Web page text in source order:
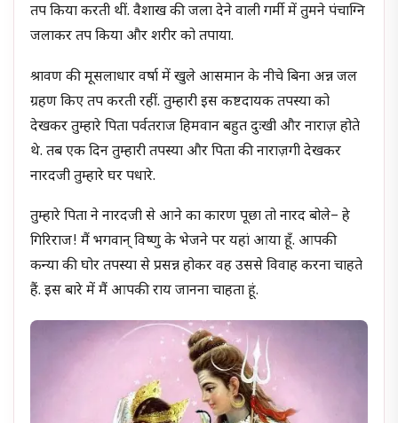
तप किया करती थीं. वैशाख की जला देने वाली गर्मी में तुमने पंचाग्नि
जलाकर तप किया और शरीर को तपाया.
श्रावण की मूसलाधार वर्षा में खुले आसमान के नीचे बिना अन्न जल
ग्रहण किए तप करती रहीं. तुम्हारी इस कष्टदायक तपस्या को
देखकर तुम्हारे पिता पर्वतराज हिमवान बहुत दुःखी और नाराज़ होते
थे. तब एक दिन तुम्हारी तपस्या और पिता की नाराज़गी देखकर
नारदजी तुम्हारे घर पधारे.
तुम्हारे पिता ने नारदजी से आने का कारण पूछा तो नारद बोले– हे
गिरिराज! मैं भगवान् विष्णु के भेजने पर यहां आया हूँ. आपकी
कन्या की घोर तपस्या से प्रसन्न होकर वह उससे विवाह करना चाहते
हैं. इस बारे में मैं आपकी राय जानना चाहता हूं.